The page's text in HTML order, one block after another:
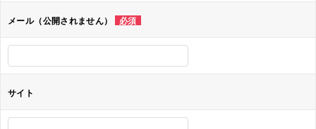
ョ
ン
メール（公開されません） 必須
サイト